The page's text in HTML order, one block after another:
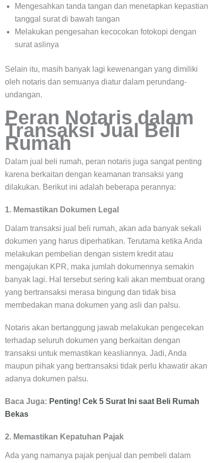
Mengesahkan tanda tangan dan menetapkan kepastian
tanggal surat di bawah tangan
Melakukan pengesahan kecocokan fotokopi dengan
surat aslinya
Selain itu, masih banyak lagi kewenangan yang dimiliki
oleh notaris dan semuanya diatur dalam perundang-
undangan.
Peran Notaris dalam
Transaksi Jual Beli
Rumah
Dalam jual beli rumah, peran notaris juga sangat penting
karena berkaitan dengan keamanan transaksi yang
dilakukan. Berikut ini adalah beberapa perannya:
1. Memastikan Dokumen Legal
Dalam transaksi jual beli rumah, akan ada banyak sekali
dokumen yang harus diperhatikan. Terutama ketika Anda
melakukan pembelian dengan sistem kredit atau
mengajukan KPR, maka jumlah dokumennya semakin
banyak lagi. Hal tersebut sering kali akan membuat orang
yang bertransaksi merasa bingung dan tidak bisa
membedakan mana dokumen yang asli dan palsu.
Notaris akan bertanggung jawab melakukan pengecekan
terhadap seluruh dokumen yang berkaitan dengan
transaksi untuk memastikan keasliannya. Jadi, Anda
maupun pihak yang bertransaksi tidak perlu khawatir akan
adanya dokumen palsu.
Baca Juga: Penting! Cek 5 Surat Ini saat Beli Rumah
Bekas
2. Memastikan Kepatuhan Pajak
Ada yang namanya pajak penjual dan pembeli dalam